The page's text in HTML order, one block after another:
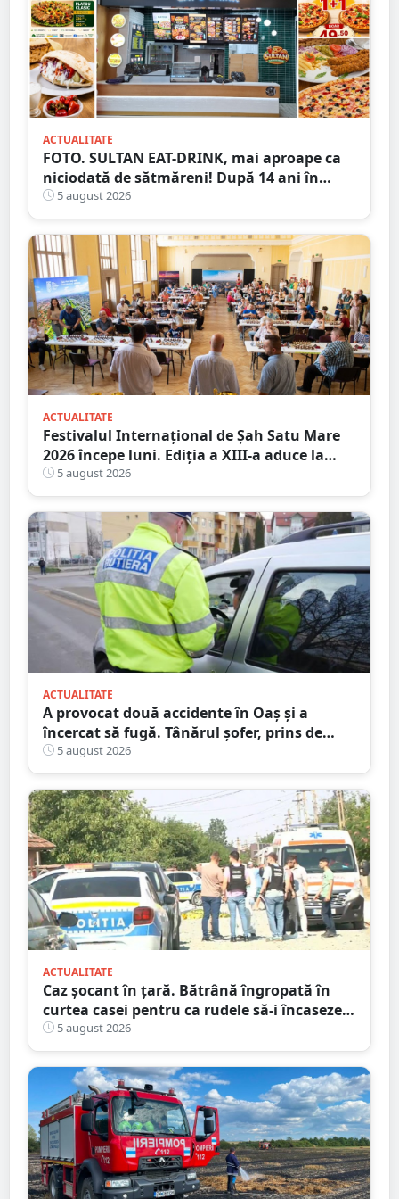
ACTUALITATE
FOTO. SULTAN EAT-DRINK, mai aproape ca
niciodată de sătmăreni! După 14 ani în
Micro 17, și-a deschis porțile în Shopping
City Satu Mare
5 august 2026
ACTUALITATE
Festivalul Internațional de Șah Satu Mare
2026 începe luni. Ediția a XIII-a aduce la
start peste 120 de participanți și șahiști din
șase țări.
5 august 2026
ACTUALITATE
A provocat două accidente în Oaș și a
încercat să fugă. Tânărul șofer, prins de
polițiștii sătmăreni. Încălcări grave ale
Codului Rutier
5 august 2026
ACTUALITATE
Caz șocant în țară. Bătrână îngropată în
curtea casei pentru ca rudele să-i încaseze
pensia
5 august 2026